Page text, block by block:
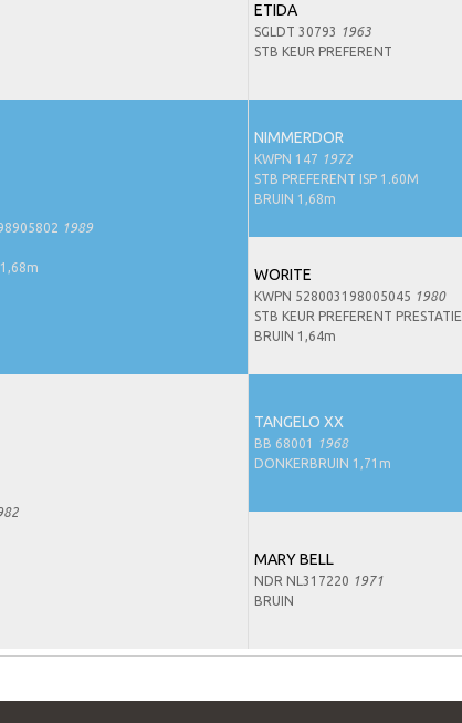
ETIDA
SGLDT 30793
1963
STB KEUR PREFERENT
1989
NIMMERDOR
KWPN 147 1972
STB PREFERENT ISP 1.60M
BRUIN 1,68m
WORITE
KWPN 528003198005045 1980
STB KEUR PREFERENT PRESTATIE
BRUIN 1,64m
TANGELO XX
BB 68001
1968
DONKERBRUIN 1,71m
MARY BELL
NDR NL317220 1971
BRUIN